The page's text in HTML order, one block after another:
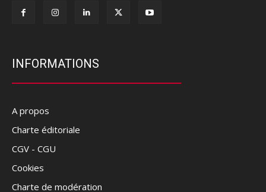
INFORMATIONS
A propos
Charte éditoriale
CGV - CGU
Cookies
Charte de modération